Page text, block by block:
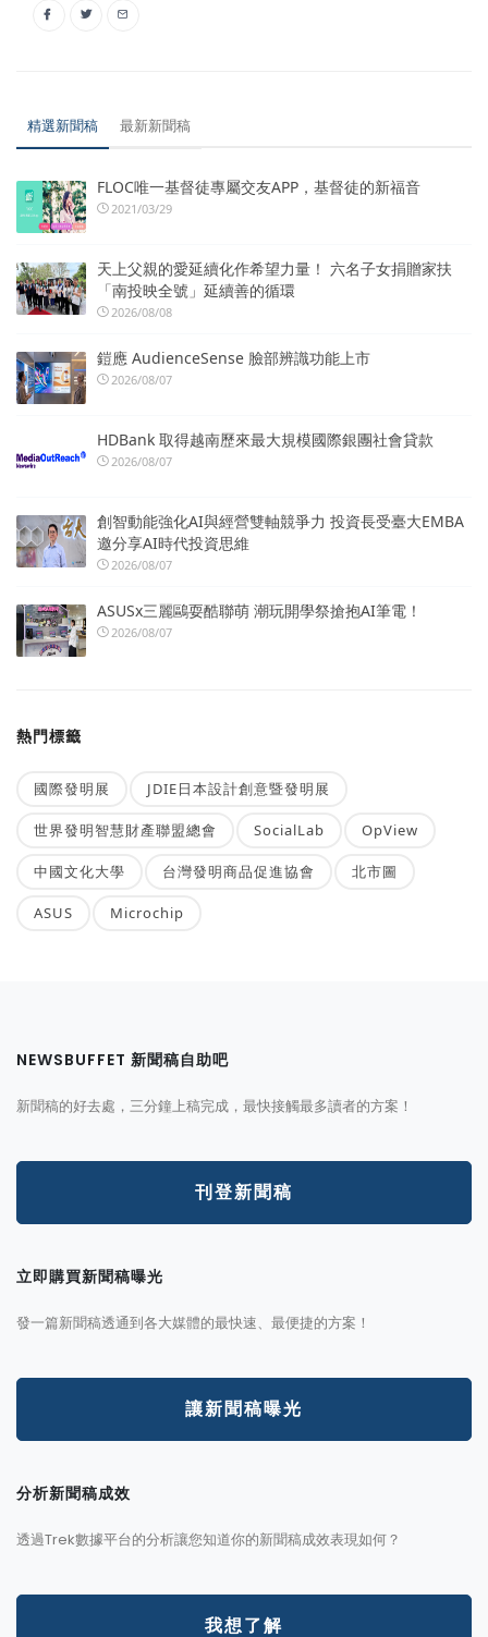
精選新聞稿 最新新聞稿
FLOC唯一基督徒專屬交友APP，基督徒的新福音
2021/03/29
天上父親的愛延續化作希望力量！ 六名子女捐贈家扶
「南投映全號」延續善的循環
2026/08/08
鎧應 AudienceSense 臉部辨識功能上市
2026/08/07
HDBank 取得越南歷來最大規模國際銀團社會貸款
2026/08/07
創智動能強化AI與經營雙軸競爭力 投資長受臺大EMBA
邀分享AI時代投資思維
2026/08/07
ASUSx三麗鷗耍酷聯萌 潮玩開學祭搶抱AI筆電！
2026/08/07
熱門標籤
國際發明展 JDIE日本設計創意暨發明展
世界發明智慧財產聯盟總會 SocialLab OpView
中國文化大學 台灣發明商品促進協會 北市圖
ASUS Microchip
NEWSBUFFET 新聞稿自助吧
新聞稿的好去處，三分鐘上稿完成，最快接觸最多讀者的方案！
刊登新聞稿
立即購買新聞稿曝光
發一篇新聞稿透通到各大媒體的最快速、最便捷的方案！
讓新聞稿曝光
分析新聞稿成效
透過Trek數據平台的分析讓您知道你的新聞稿成效表現如何？
我想了解